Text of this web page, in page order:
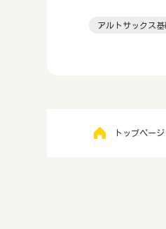
アルトサックス基
トップページ